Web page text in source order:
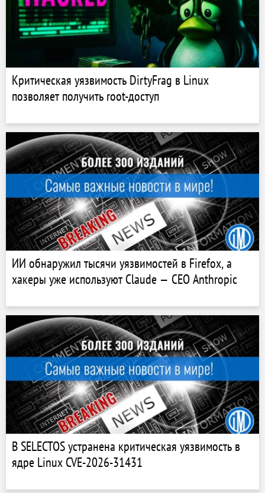
Критическая уязвимость DirtyFrag в Linux
позволяет получить root-доступ
ИИ обнаружил тысячи уязвимостей в Firefox, а
хакеры уже используют Claude — CEO Anthropic
В SELECTOS устранена критическая уязвимость в
ядре Linux CVE-2026-31431